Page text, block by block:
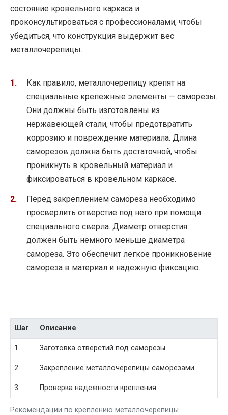
состояние кровельного каркаса и
проконсультироваться с профессионалами, чтобы
убедиться, что конструкция выдержит вес
металлочерепицы.
Как правило, металлочерепицу крепят на
специальные крепежные элементы — саморезы.
Они должны быть изготовлены из
нержавеющей стали, чтобы предотвратить
коррозию и повреждение материала. Длина
саморезов должна быть достаточной, чтобы
проникнуть в кровельный материал и
фиксироваться в кровельном каркасе.
Перед закреплением самореза необходимо
просверлить отверстие под него при помощи
специального сверла. Диаметр отверстия
должен быть немного меньше диаметра
самореза. Это обеспечит легкое проникновение
самореза в материал и надежную фиксацию.
Рекомендации по креплению металлочерепицы
Шаг Описание
1 Заготовка отверстий под саморезы
2 Закрепление металлочерепицы саморезами
3 Проверка надежности крепления